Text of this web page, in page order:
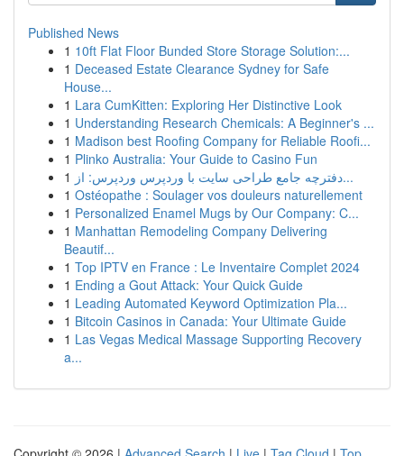
Published News
1 10ft Flat Floor Bunded Store Storage Solution:...
1 Deceased Estate Clearance Sydney for Safe
House...
1 Lara CumKitten: Exploring Her Distinctive Look
1 Understanding Research Chemicals: A Beginner's ...
1 Madison best Roofing Company for Reliable Roofi...
1 Plinko Australia: Your Guide to Casino Fun
1
دفترچه جامع طراحی سایت با وردپرس وردپرس: از...
1 Ostéopathe : Soulager vos douleurs naturellement
1 Personalized Enamel Mugs by Our Company: C...
1 Manhattan Remodeling Company Delivering
Beautif...
1 Top IPTV en France : Le Inventaire Complet 2024
1 Ending a Gout Attack: Your Quick Guide
1 Leading Automated Keyword Optimization Pla...
1 Bitcoin Casinos in Canada: Your Ultimate Guide
1 Las Vegas Medical Massage Supporting Recovery
a...